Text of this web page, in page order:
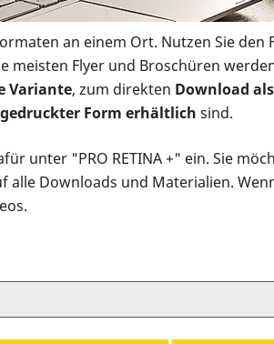
an einem Ort. Nutzen Sie
meisten Flyer und Broschüren
Variante, zum direkten Download als
Form erhältlich sind.
unter "PRO RETINA +" ein. Sie
Downloads und Materialien.